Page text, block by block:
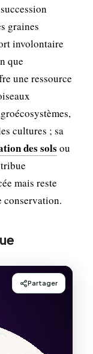
graines
involontaire
que
une ressource
cultures ; sa
des sols ou
mais reste
conservation.